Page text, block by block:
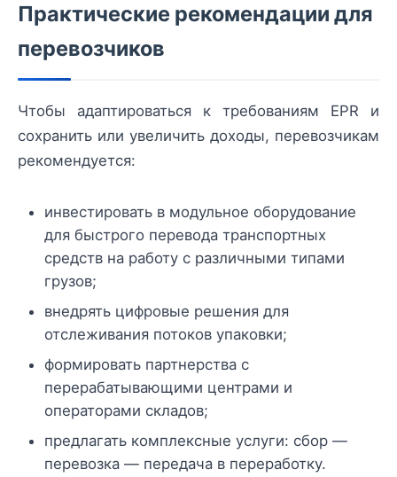
Практические рекомендации для
перевозчиков
Чтобы адаптироваться к требованиям EPR и
сохранить или увеличить доходы, перевозчикам
рекомендуется:
инвестировать в модульное оборудование
для быстрого перевода транспортных
средств на работу с различными типами
грузов;
внедрять цифровые решения для
отслеживания потоков упаковки;
формировать партнерства с
перерабатывающими центрами и
операторами складов;
предлагать комплексные услуги: сбор —
перевозка — передача в переработку.